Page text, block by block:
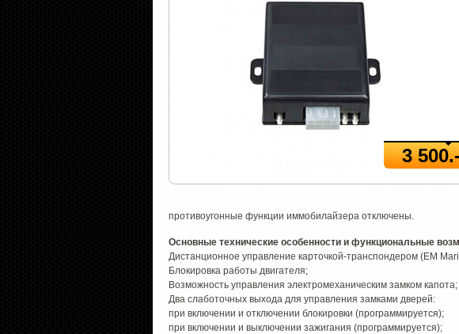
3
противоугонные функции иммобилайзера отключены.
Основные технические особенности и функциональные
Дистанционное управление карточкой-транспондером (ЕМ
Блокировка работы двигателя;
Возможность управления электромеханическим замком капота;
Два слаботочных выхода для управления замками дверей:
при включении и отключении блокировки (программируется);
при включении и выключении зажигания (программируется);